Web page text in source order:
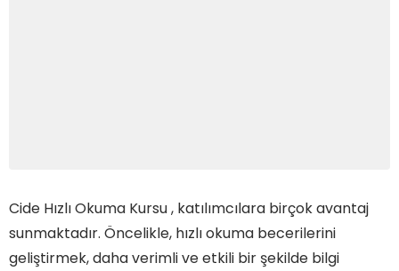
Cide Hızlı Okuma Kursu , katılımcılara birçok avantaj
sunmaktadır. Öncelikle, hızlı okuma becerilerini
geliştirmek, daha verimli ve etkili bir şekilde bilgi